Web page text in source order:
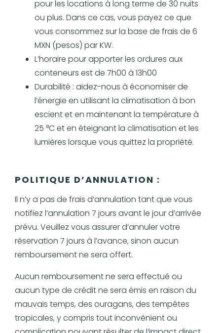
pour les locations à long terme de 30 nuits
ou plus. Dans ce cas, vous payez ce que
vous consommez sur la base de frais de 6
MXN (pesos) par KW.
L’horaire pour apporter les ordures aux
conteneurs est de 7h00 à 13h00
Durabilité : aidez-nous à économiser de
l’énergie en utilisant la climatisation à bon
escient et en maintenant la température à
25 °C et en éteignant la climatisation et les
lumières lorsque vous quittez la propriété.
POLITIQUE D’ANNULATION :
Il n’y a pas de frais d’annulation tant que vous
notifiez l’annulation 7 jours avant le jour d’arrivée
prévu. Veuillez vous assurer d’annuler votre
réservation 7 jours à l’avance, sinon aucun
remboursement ne sera offert.
Aucun remboursement ne sera effectué ou
aucun type de crédit ne sera émis en raison du
mauvais temps, des ouragans, des tempêtes
tropicales, y compris tout inconvénient ou